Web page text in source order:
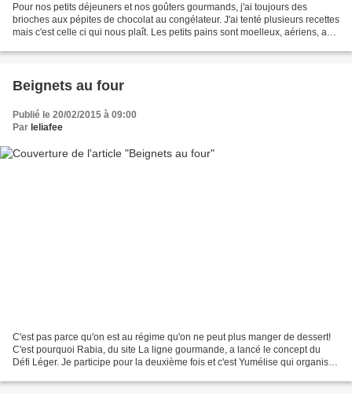
Pour nos petits déjeuners et nos goûters gourmands, j'ai toujours des
brioches aux pépites de chocolat au congélateur. J'ai tenté plusieurs recettes
mais c'est celle ci qui nous plaît. Les petits pains sont moelleux, aériens, au
Beignets au four
Publié le 20/02/2015 à 09:00
Par leliafee
C'est pas parce qu'on est au régime qu'on ne peut plus manger de dessert!
C'est pourquoi Rabia, du site La ligne gourmande, a lancé le concept du
Défi Léger. Je participe pour la deuxième fois et c'est Yumélise qui organise